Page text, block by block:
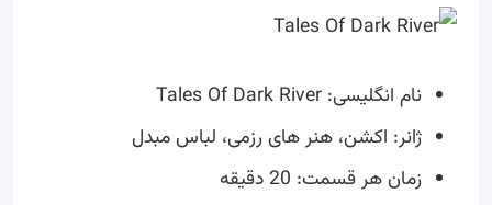
نام انگلیسی: Tales Of Dark River
ژانر: اکشن، هنر های رزمی، لباس مبدل
زمان هر قسمت: 20 دقیقه